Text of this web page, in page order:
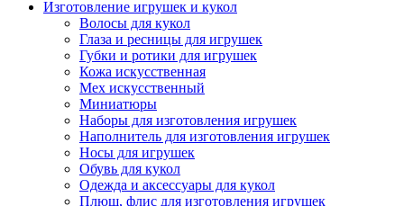
Изготовление игрушек и кукол
Волосы для кукол
Глаза и ресницы для игрушек
Губки и ротики для игрушек
Кожа искусственная
Мех искусственный
Миниатюры
Наборы для изготовления игрушек
Наполнитель для изготовления игрушек
Носы для игрушек
Обувь для кукол
Одежда и аксессуары для кукол
Плюш, флис для изготовления игрушек